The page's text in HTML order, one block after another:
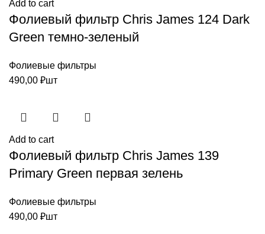
Add to cart
Фолиевый фильтр Chris James 124 Dark
Green темно-зеленый
Фолиевые фильтры
490,00 ₽шт
Add to cart
Фолиевый фильтр Chris James 139
Primary Green первая зелень
Фолиевые фильтры
490,00 ₽шт